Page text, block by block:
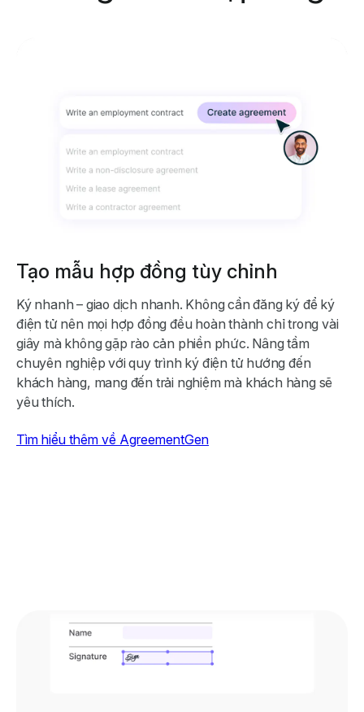
Tạo mẫu hợp đồng tùy chỉnh
Ký nhanh – giao dịch nhanh. Không cần đăng ký để ký
điện tử nên mọi hợp đồng đều hoàn thành chỉ trong vài
giây mà không gặp rào cản phiền phức. Nâng tầm
chuyên nghiệp với quy trình ký điện tử hướng đến
khách hàng, mang đến trải nghiệm mà khách hàng sẽ
yêu thích.
Tìm hiểu thêm về AgreementGen